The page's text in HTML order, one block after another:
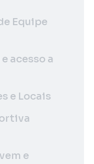
Equipe
acesso a
e Locais
e